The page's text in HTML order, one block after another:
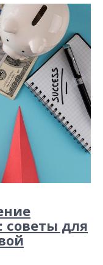
для